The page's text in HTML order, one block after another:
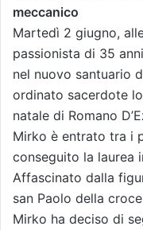
meccanico
Martedì 2 giugno,
passionista di 35
nel nuovo santuario
ordinato sacerdote
natale di Romano
Mirko è entrato tra i
conseguito la laurea
Affascinato dalla
san Paolo della
Mirko ha deciso di